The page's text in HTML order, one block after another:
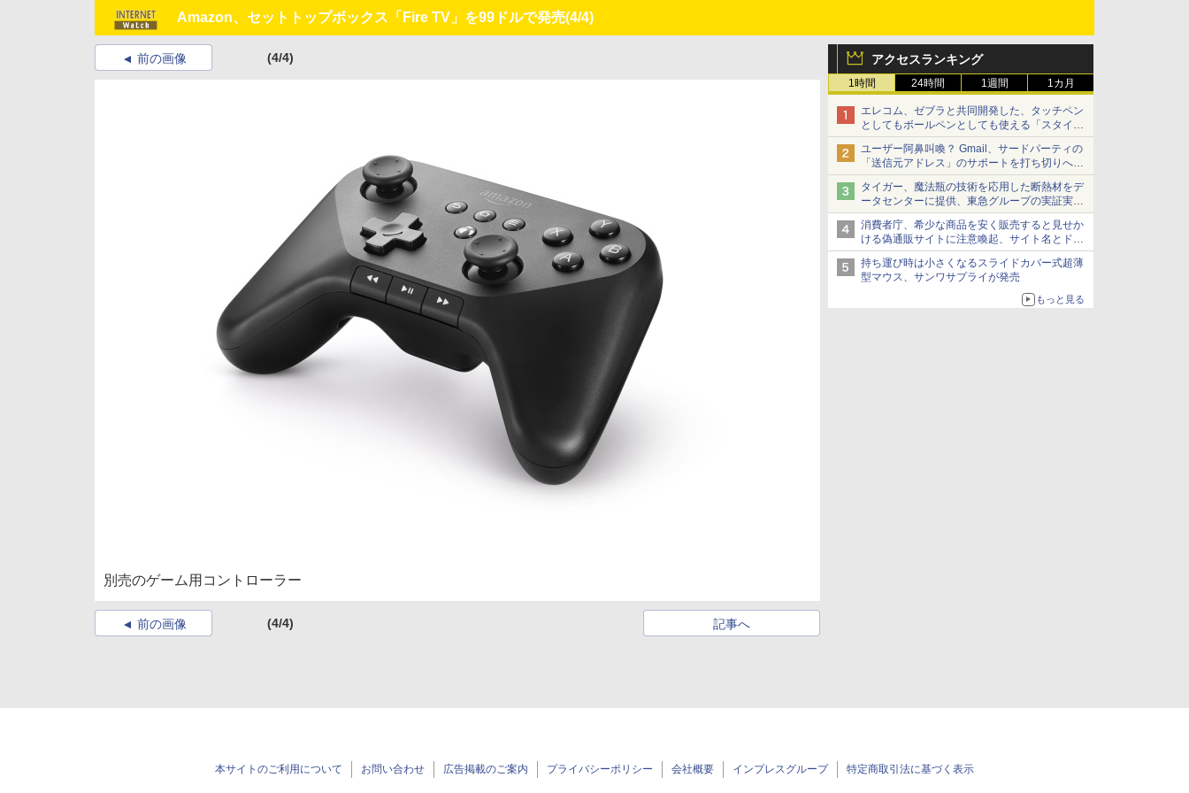
Amazon、セットトップボックス「Fire TV」を99ドルで発売(4/4)
アクセスランキング
1時間 24時間 1週間 1カ月
エレコム、ゼブラと共同開発した、タッチペン
としてもボールペンとしても使える「スタイラ
スツーウェイ」発売 iPadにも紙にも、持ち替
えずに書き込める
ユーザー阿鼻叫喚？ Gmail、サードパーティの
「送信元アドレス」のサポートを打ち切りへ
【やじうまWatch】
タイガー、魔法瓶の技術を応用した断熱材をデ
ータセンターに提供、東急グループの実証実験
で 「ステンレス密封真空断熱パネル TIVIP」
消費者庁、希少な商品を安く販売すると見せか
ける偽通販サイトに注意喚起、サイト名とドメ
イン名を公表
持ち運び時は小さくなるスライドカバー式超薄
型マウス、サンワサプライが発売
もっと見る
前の画像 (4/4)
別売のゲーム用コントローラー
前の画像 (4/4) 記事へ
本サイトのご利用について お問い合わせ 広告掲載のご案内 プライバシーポリシー 会社概要 インプレスグループ 特定商取引法に基づく表示